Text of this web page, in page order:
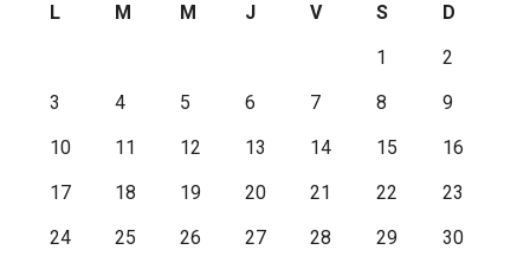
L M M J V S
D
1
2
3
4 5 6 7 8
9
10
11 12 13 14 15
16
17
18 19 20 21 22
23
24
25 26 27 28 29
30